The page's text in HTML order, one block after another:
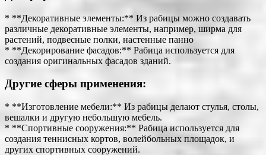
* **Декоративные элементы:** Из рабицы можно создавать
различные декоративные элементы, например, ширма для
растений, подвесные полки, настенные панно
* **Декорирование фасадов:** Рабица используется для
создания оригинальных фасадов зданий.
Другие сферы применения:
* **Изготовление мебели:** Из рабицы делают стулья, столы,
вешалки и другую небольшую мебель.
* **Спортивные сооружения:** Рабица используется для
создания теннисных кортов, волейбольных площадок, и
других спортивных сооружений.